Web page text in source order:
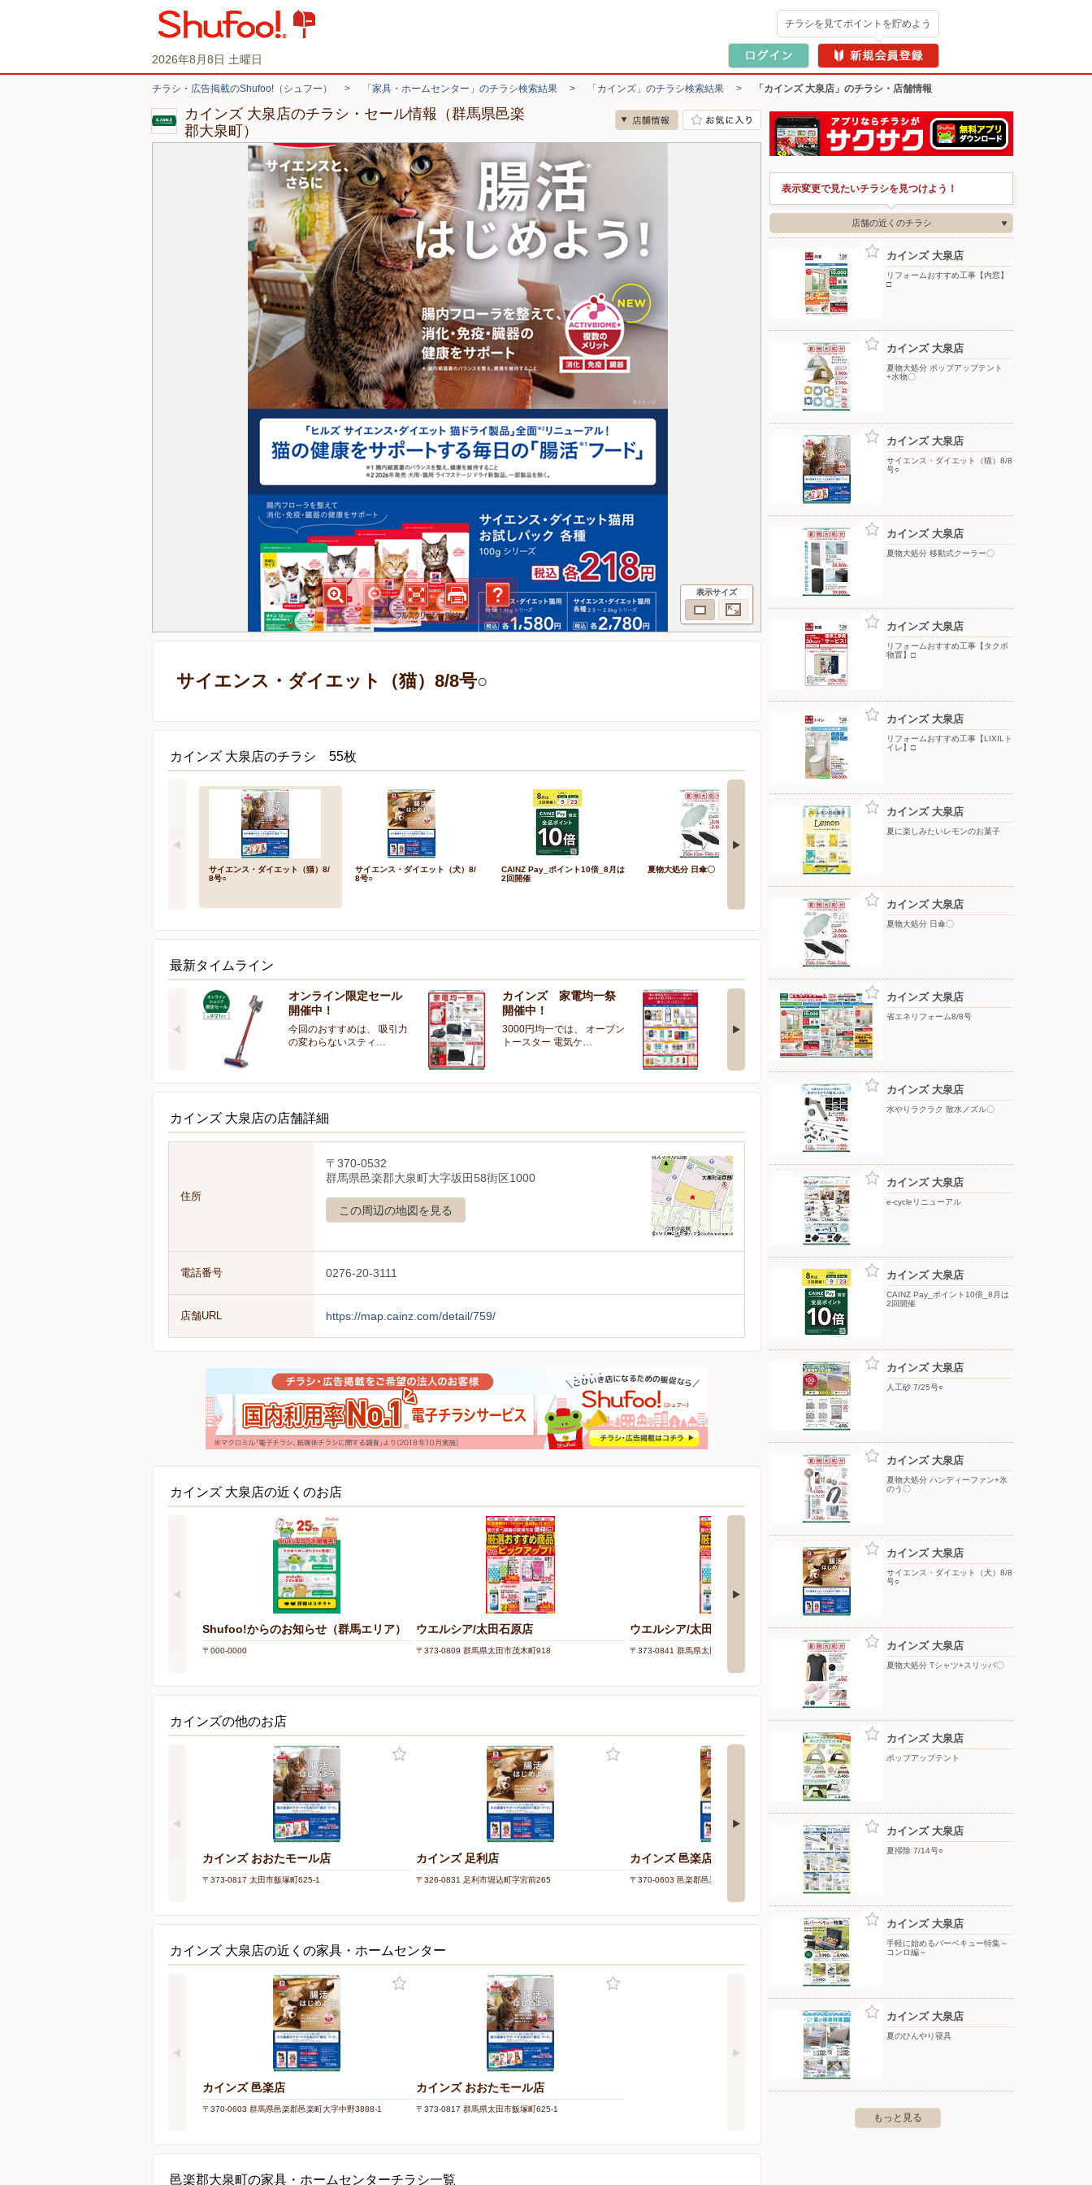
2026年8月8日 土曜日
チラシを見てポイントを貯めよう
チラシ・広告掲載のShufoo!（シュフー） > 「家具・ホームセンター」のチラシ検索結果 > 「カインズ」のチラシ検索結果 > 「カインズ 大泉店」のチラシ・店舗情報
カインズ 大泉店のチラシ・セール情報（群馬県邑楽
郡大泉町）
表示サイズ
サイエンス・ダイエット（猫）8/8号○
カインズ 大泉店のチラシ 55枚
サイエンス・ダイエット（猫）8/
8号○
サイエンス・ダイエット（犬）8/
8号○
CAINZ Pay_ポイント10倍_8月は
2回開催
夏物大処分 日傘〇
夏物大処分 ポップアップテント
最新タイムライン
オンライン限定セール
開催中！
今回のおすすめは、 吸引力
の変わらないスティ…
カインズ 家電均一祭
開催中！
3000円均一では、 オーブン
トースター 電気ケ…
夏の酒類合同キャンペ
夏の酒類合同キャンペーン
開催中！ 抽選で最大…
カインズ 大泉店の店舗詳細
住所
〒370-0532
群馬県邑楽郡大泉町大字坂田58街区1000
この周辺の地図を見る
電話番号 0276-20-3111
店舗URL https://map.cainz.com/detail/759/
カインズ 大泉店の近くのお店
Shufoo!からのお知らせ（群馬エリア）
〒000-0000
ウエルシア/太田石原店
〒373-0809 群馬県太田市茂木町918
ウエルシア/太田岩瀬川店
〒373-0841 群馬県太田市岩瀬川町450-1
ヤマダデンキ/テックランド足利店
〒326-0823 栃木県足利市朝倉町244-1
カインズの他のお店
カインズ おおたモール店
〒373-0817 太田市飯塚町625-1
カインズ 足利店
〒326-0831 足利市堀込町字宮前265
カインズ 邑楽店
〒370-0603 邑楽郡邑楽町大字中野3888-1
カインズ/太田丸山店
〒373-0018 太田市丸山町1380
カインズ 大泉店の近くの家具・ホームセンター
カインズ 邑楽店
〒370-0603 群馬県邑楽郡邑楽町大字中野3888-1
カインズ おおたモール店
〒373-0817 群馬県太田市飯塚町625-1
邑楽郡大泉町の家具・ホームセンターチラシ一覧
表示変更で見たいチラシを見つけよう！
店舗の近くのチラシ
カインズ 大泉店
リフォームおすすめ工事【内窓】
□
カインズ 大泉店
夏物大処分 ポップアップテント
+水物〇
カインズ 大泉店
サイエンス・ダイエット（猫）8/8
号○
カインズ 大泉店
夏物大処分 移動式クーラー〇
カインズ 大泉店
リフォームおすすめ工事【タクボ
物置】□
カインズ 大泉店
リフォームおすすめ工事【LIXILト
イレ】□
カインズ 大泉店
夏に楽しみたいレモンのお菓子
カインズ 大泉店
夏物大処分 日傘〇
カインズ 大泉店
省エネリフォーム8/8号
カインズ 大泉店
水やりラクラク 散水ノズル〇
カインズ 大泉店
e-cycleリニューアル
カインズ 大泉店
CAINZ Pay_ポイント10倍_8月は
2回開催
カインズ 大泉店
人工砂 7/25号○
カインズ 大泉店
夏物大処分 ハンディーファン+氷
のう〇
カインズ 大泉店
サイエンス・ダイエット（犬）8/8
号○
カインズ 大泉店
夏物大処分 Tシャツ+スリッパ〇
カインズ 大泉店
ポップアップテント
カインズ 大泉店
夏掃除 7/14号○
カインズ 大泉店
手軽に始めるバーベキュー特集～
コンロ編～
カインズ 大泉店
夏のひんやり寝具
もっと見る